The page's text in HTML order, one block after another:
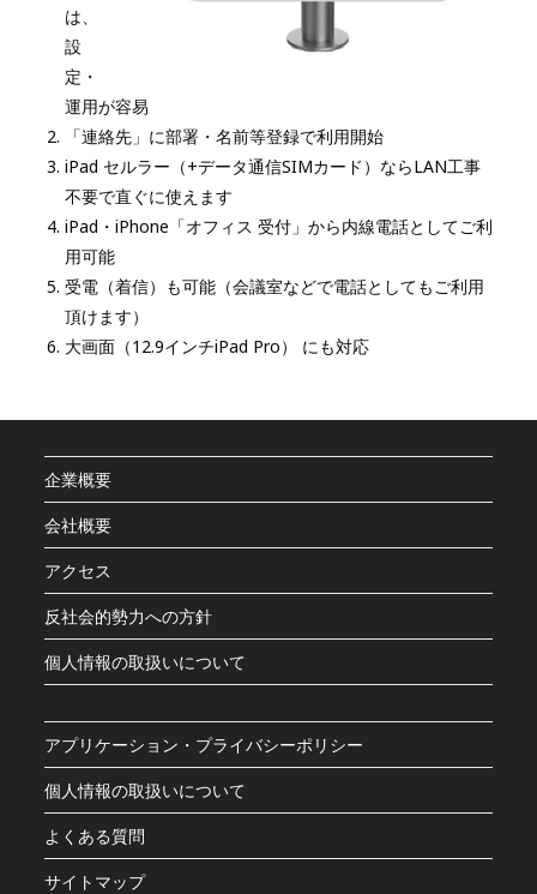
は、
設
定・
運用が容易
「連絡先」に部署・名前等登録で利用開始
iPad セルラー（+データ通信SIMカード）ならLAN工事
不要で直ぐに使えます
iPad・iPhone「オフィス 受付」から内線電話としてご利
用可能
受電（着信）も可能（会議室などで電話としてもご利用
頂けます）
大画面（12.9インチiPad Pro） にも対応
企業概要
会社概要
アクセス
反社会的勢力への方針
個人情報の取扱いについて
アプリケーション・プライバシーポリシー
個人情報の取扱いについて
よくある質問
サイトマップ